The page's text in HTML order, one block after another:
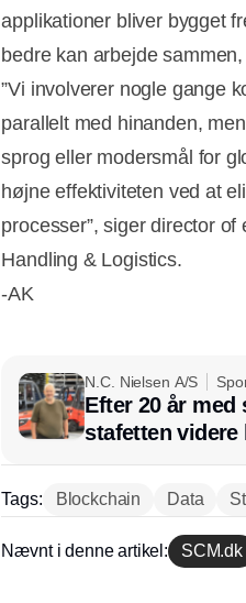
applikationer bliver bygget
bedre kan arbejde
”Vi involverer nogle gange
parallelt med hinanden,
sprog eller modersmål for
højne effektiviteten ved at
processer”, siger director
Handling & Logistics.
-AK
N.C. Nielsen A/S
Efter 20 år
stafetten videre
Tags: Blockchain Data
Nævnt i denne artikel: SCM.dk